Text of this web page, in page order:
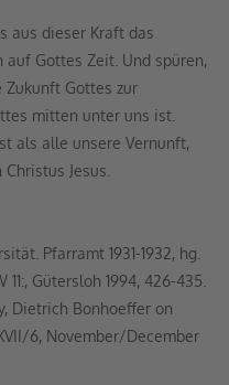
aus dieser Kraft das
Gottes Zeit. Und spüren,
Gottes zur
mitten unter uns ist.
als alle unsere Vernunft,
Jesus.
Pfarramt 1931-1932, hg.
Gütersloh 1994, 426-435.
Dietrich Bonhoeffer on
6, November/December